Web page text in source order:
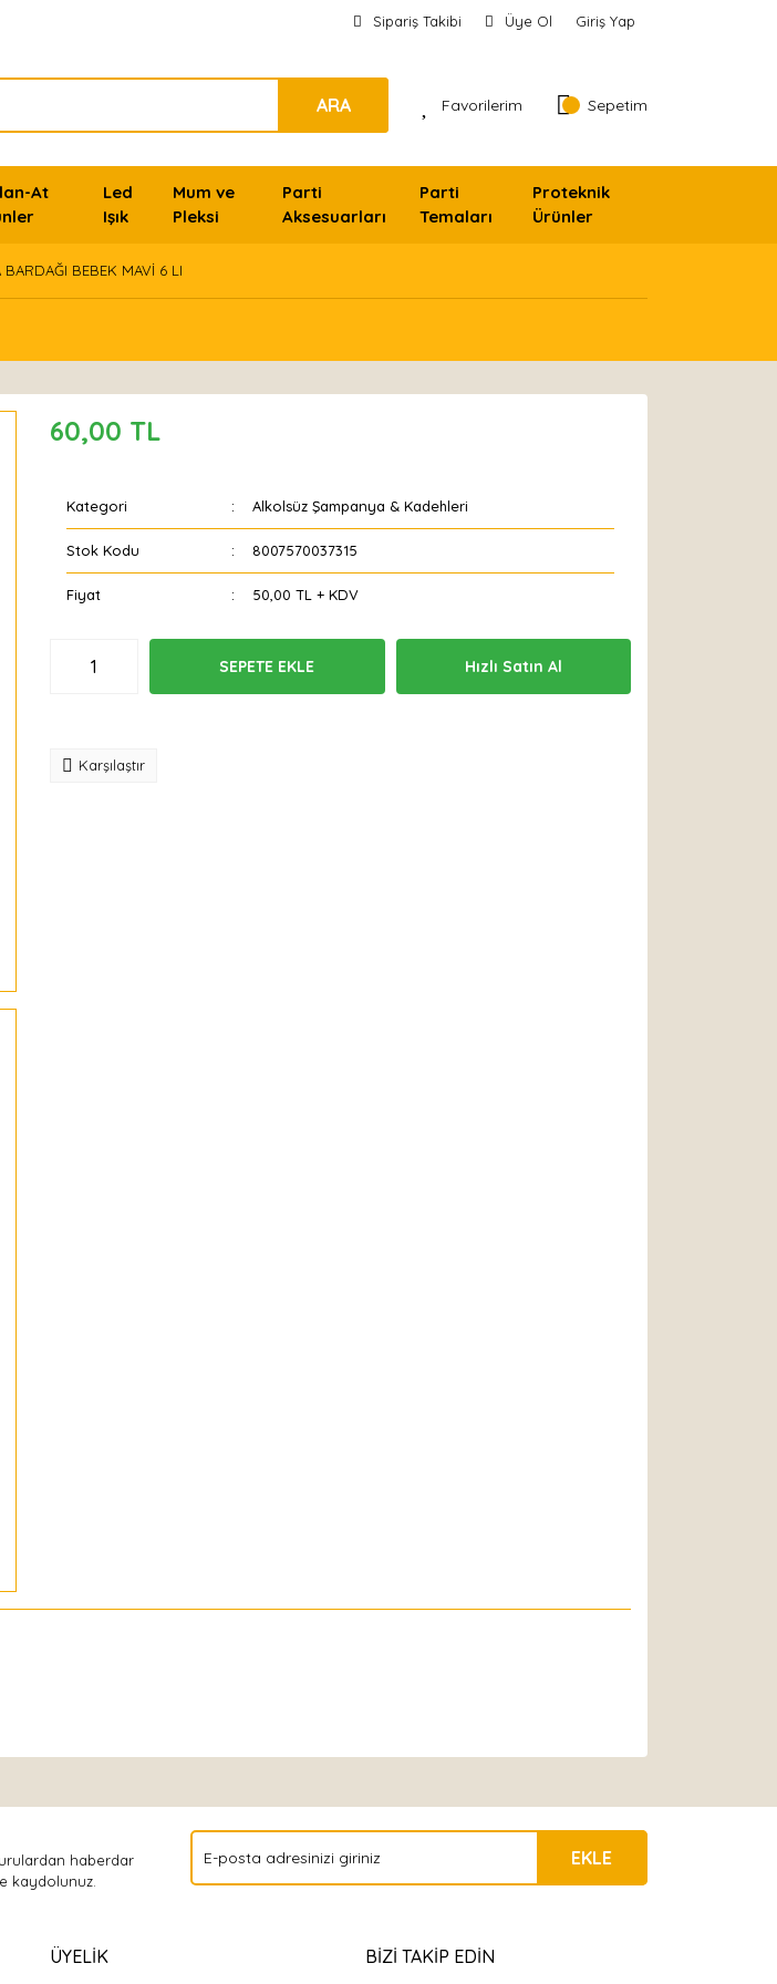
Sipariş Takibi Üye Ol Giriş Yap
ARA Favorilerim Sepetim
At
Led
Işık
Mum ve
Pleksi
Parti
Aksesuarları
Parti
Temaları
Proteknik
Ürünler
BARDAĞI BEBEK MAVİ 6 LI
60,00 TL
Kategori Alkolsüz Şampanya & Kadehleri
Stok Kodu 8007570037315
Fiyat 50,00 TL + KDV
SEPETE EKLE Hızlı Satın Al
Karşılaştır
Yorum Yaz
haberdar
kaydolunuz.
EKLE
ÜYELİK BİZİ TAKİP EDİN